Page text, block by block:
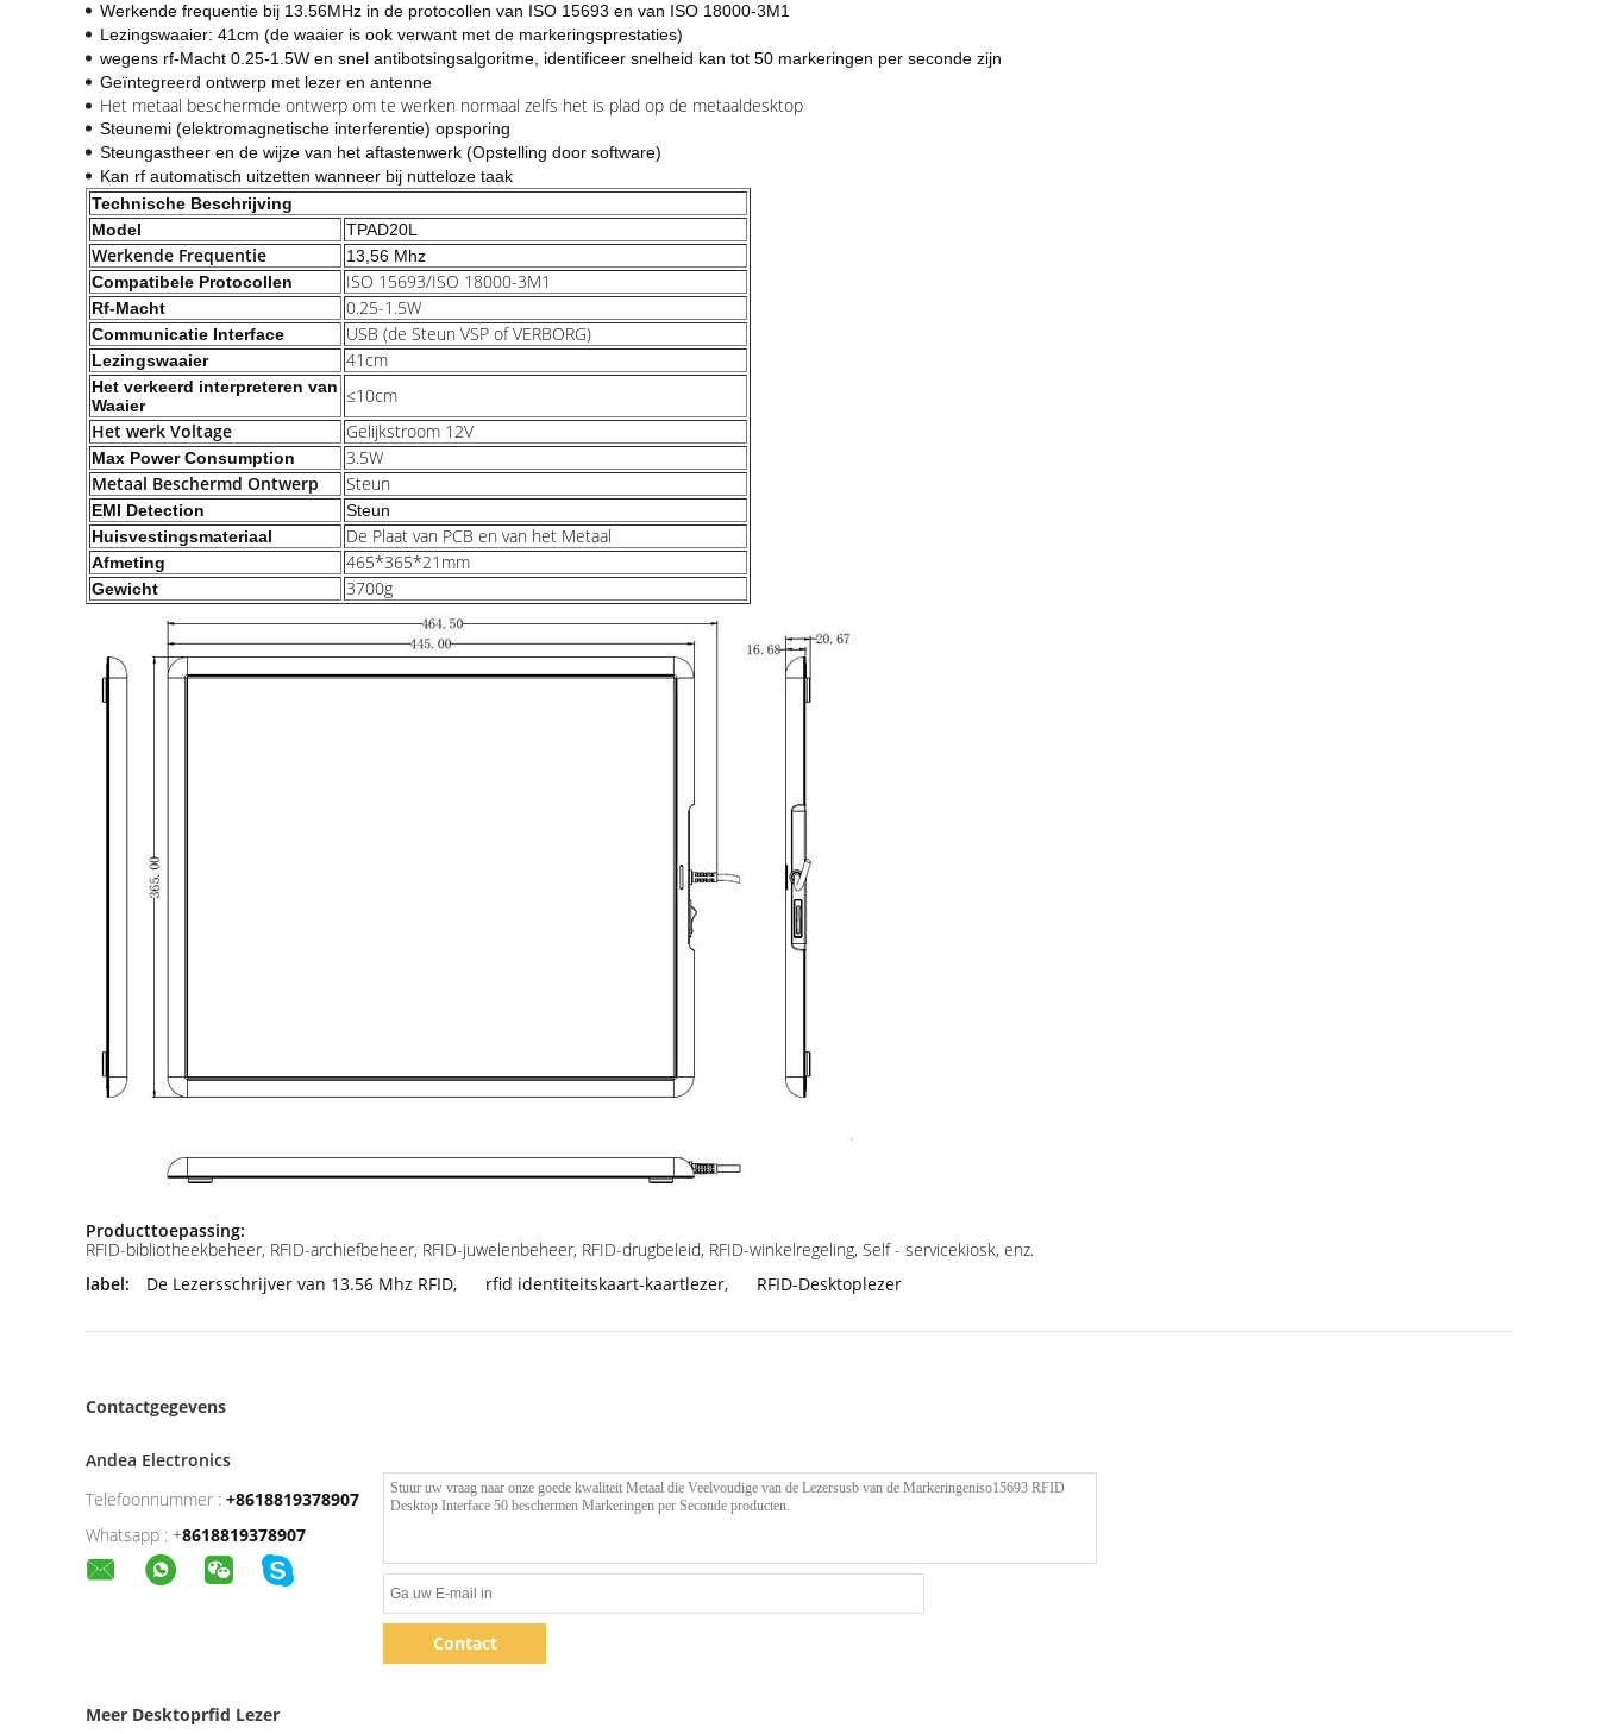
Werkende frequentie bij 13.56MHz in de protocollen van ISO 15693 en van ISO 18000-3M1
Lezingswaaier: 41cm (de waaier is ook verwant met de markeringsprestaties)
wegens rf-Macht 0.25-1.5W en snel antibotsingsalgoritme, identificeer snelheid kan tot 50 markeringen per seconde zijn
Geïntegreerd ontwerp met lezer en antenne
Het metaal beschermde ontwerp om te werken normaal zelfs het is plad op de metaaldesktop
Steunemi (elektromagnetische interferentie) opsporing
Steungastheer en de wijze van het aftastenwerk (Opstelling door software)
Kan rf automatisch uitzetten wanneer bij nutteloze taak
Technische Beschrijving
Model
TPAD20L
Werkende Frequentie
13,56 Mhz
Compatibele Protocollen
ISO 15693/ISO 18000-3M1
Rf-Macht 0.25-1.5W
Communicatie Interface USB (de Steun VSP of VERBORG)
Lezingswaaier 41cm
Het verkeerd interpreteren van
Waaier
≤10cm
Het werk Voltage
Gelijkstroom 12V
Max Power Consumption
3.5W
Metaal Beschermd Ontwerp
Steun
EMI Detection
Steun
Huisvestingsmateriaal
De Plaat van PCB en van het Metaal
Afmeting 465*365*21mm
Gewicht 3700g
Producttoepassing:
RFID-bibliotheekbeheer, RFID-archiefbeheer, RFID-juwelenbeheer, RFID-drugbeleid, RFID-winkelregeling, Self - servicekiosk, enz.
label:
De Lezersschrijver van 13.56 Mhz RFID, rfid identiteitskaart-kaartlezer, RFID-Desktoplezer
Contactgegevens
Andea Electronics
Telefoonnummer : +8618819378907
Whatsapp : +8618819378907
Contact
Meer Desktoprfid Lezer